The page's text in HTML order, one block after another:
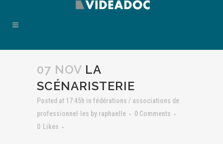
07 NOV LA
SCÉNARISTERIE
Posted at 17:45h in fédérations / associations de
professionnel·les by raphaelle
0 Comments
0 Likes